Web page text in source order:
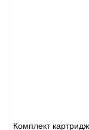
Комплект